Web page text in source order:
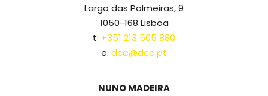
Largo das Palmeiras, 9
1050-168 Lisboa
t: +351 213 505 880
e: dce@dce.pt
NUNO MADEIRA